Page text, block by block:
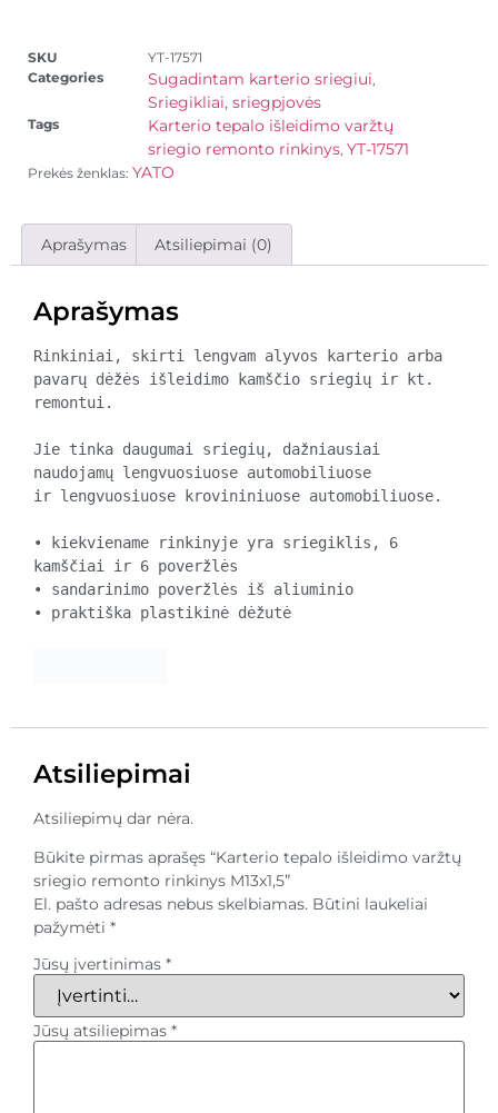
SKU
YT-17571
Categories
Sugadintam karterio sriegiui
Sriegikliai, sriegpjovės
Tags
Karterio tepalo išleidimo varžtų
sriegio remonto rinkinys YT-17571
Prekės ženklas: YATO
Aprašymas Atsiliepimai (0)
Aprašymas
Rinkiniai, skirti lengvam alyvos karterio arba
pavarų dėžės išleidimo kamščio sriegių ir kt.
remontui.
Jie tinka daugumai sriegių, dažniausiai
naudojamų lengvuosiuose automobiliuose
ir lengvuosiuose krovininiuose automobiliuose.
• kiekviename rinkinyje yra sriegiklis, 6
kamščiai ir 6 poveržlės
• sandarinimo poveržlės iš aliuminio
• praktiška plastikinė dėžutė
Atsiliepimai
Atsiliepimų dar nėra.
Būkite pirmas aprašęs “Karterio tepalo išleidimo varžtų
sriegio remonto rinkinys M13x1,5”
El. pašto adresas nebus skelbiamas. Būtini laukeliai
pažymėti *
Jūsų įvertinimas *
Jūsų atsiliepimas *